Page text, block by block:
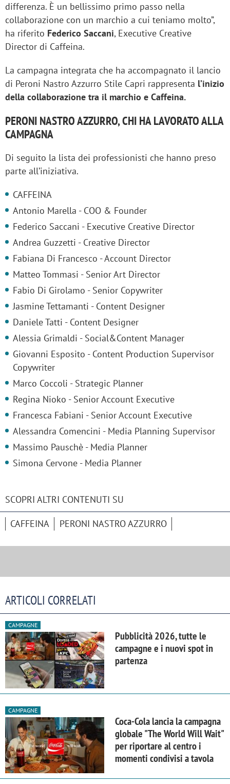
differenza. È un bellissimo primo passo nella
collaborazione con un marchio a cui teniamo molto”,
ha riferito Federico Saccani, Executive Creative
Director di Caffeina.
La campagna integrata che ha accompagnato il lancio
di Peroni Nastro Azzurro Stile Capri rappresenta l’inizio
della collaborazione tra il marchio e Caffeina.
PERONI NASTRO AZZURRO, CHI HA LAVORATO ALLA
CAMPAGNA
Di seguito la lista dei professionisti che hanno preso
parte all’iniziativa.
CAFFEINA
Antonio Marella - COO & Founder
Federico Saccani - Executive Creative Director
Andrea Guzzetti - Creative Director
Fabiana Di Francesco - Account Director
Matteo Tommasi - Senior Art Director
Fabio Di Girolamo - Senior Copywriter
Jasmine Tettamanti - Content Designer
Daniele Tatti - Content Designer
Alessia Grimaldi - Social&Content Manager
Giovanni Esposito - Content Production Supervisor
Copywriter
Marco Coccoli - Strategic Planner
Regina Nioko - Senior Account Executive
Francesca Fabiani - Senior Account Executive
Alessandra Comencini - Media Planning Supervisor
Massimo Pauschè - Media Planner
Simona Cervone - Media Planner
SCOPRI ALTRI CONTENUTI SU
CAFFEINA PERONI NASTRO AZZURRO
ARTICOLI CORRELATI
CAMPAGNE
Pubblicità 2026, tutte le
campagne e i nuovi spot in
partenza
CAMPAGNE
Coca-Cola lancia la campagna
globale "The World Will Wait"
per riportare al centro i
momenti condivisi a tavola